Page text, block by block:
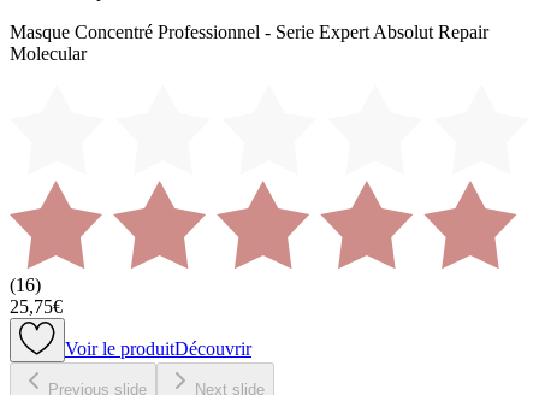
Masque Concentré Professionnel - Serie Expert Absolut Repair
Molecular
(16)
25,75€
Voir le produitDécouvrir
Previous slide Next slide